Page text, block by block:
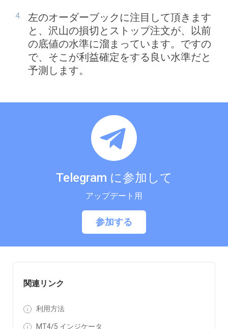
関連リンク
利用方法
MT4/5 インジケータ
左のオーダーブックに注目して頂きます
と、沢山の損切とストップ注文が、以前
の底値の水準に溜まっています。ですの
で、そこが利益確定をする良い水準だと
予測します。
Telegram に参加して
アップデート用
参加する